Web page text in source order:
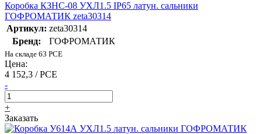
Коробка КЗНС-08 УХЛ1.5 IP65 латун. сальники
ГОФРОМАТИК zeta30314
Артикул: zeta30314
Бренд:
ГОФРОМАТИК
На складе 63 PCE
Цена:
4 152,3 / PCE
-
+
Заказать